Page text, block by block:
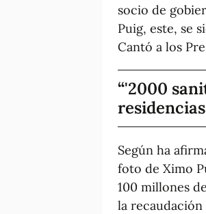
socio de
Puig, este, se
Cantó a los
'2000
Según ha
foto de Ximo
100 millones
la recaudación